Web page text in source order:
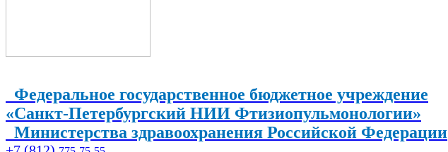
Федеральное государственное бюджетное учреждение
«Санкт-Петербургский НИИ Фтизиопульмонологии»
Министерства здравоохранения Российской Федерации